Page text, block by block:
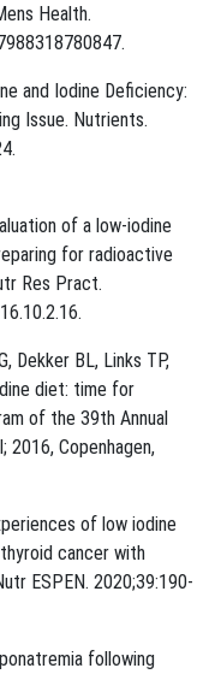
Health.
and Iodine Deficiency:
Issue. Nutrients.
of a low-iodine
for radioactive
Res Pract.
Dekker BL, Links TP,
diet: time for
of the 39th Annual
2016, Copenhagen,
of low iodine
cancer with
ESPEN. 2020;39:190-
following